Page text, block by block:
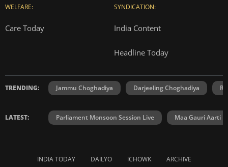
WELFARE:
Care Today
SYNDICATION:
India Content
Headline Today
TRENDING: Jammu Choghadiya Darjeeling Choghadiya
LATEST: Parliament Monsoon Session Live Maa Gauri Aarti
INDIA TODAY DAILYO ICHOWK ARCHIVE